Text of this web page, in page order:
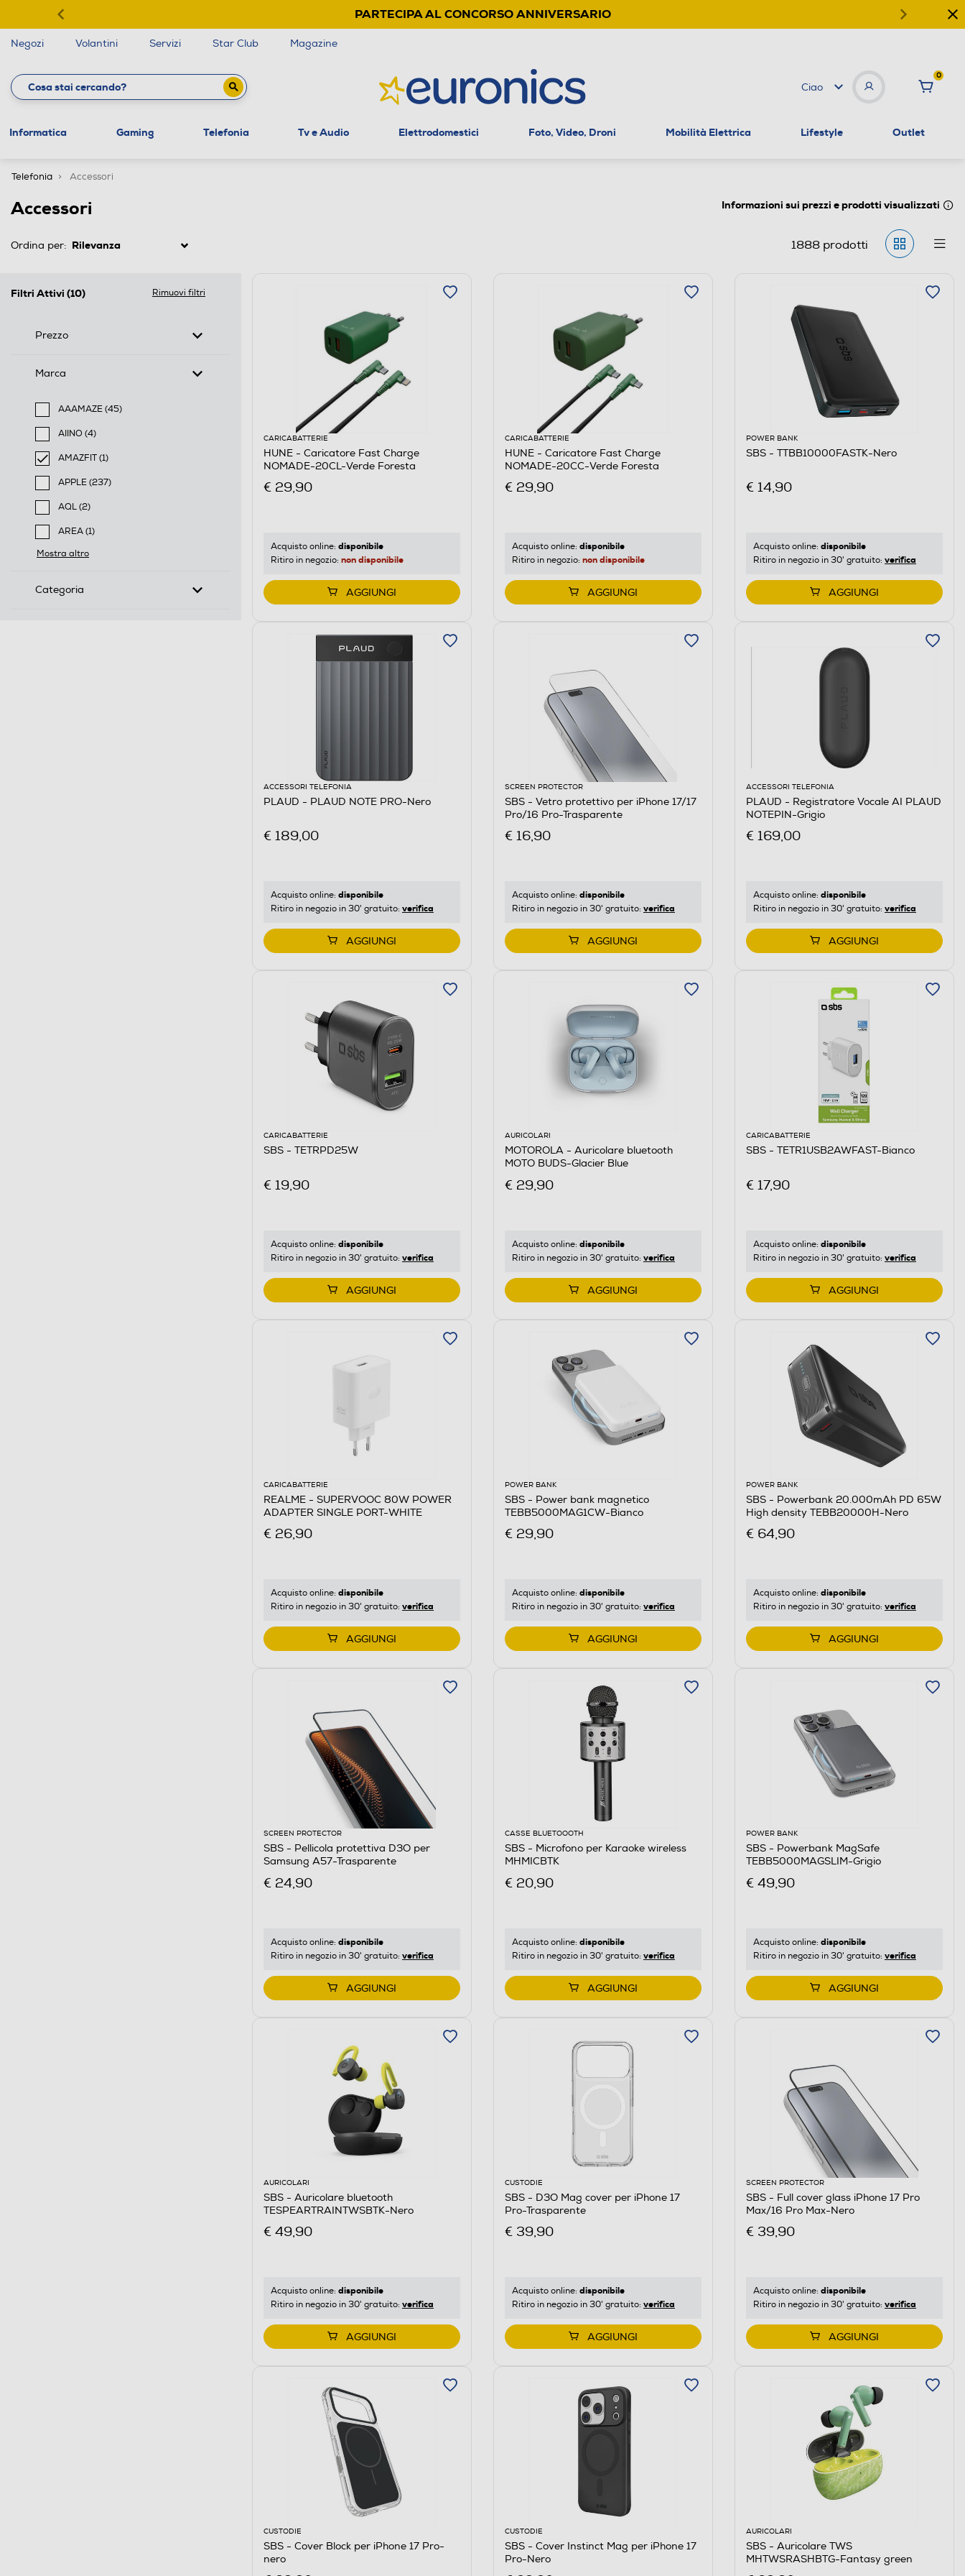
PARTECIPA AL CONCORSO ANNIVERSARIO
Negozi Volantini Servizi Star Club Magazine
Ciao
0
Informatica Gaming Telefonia Tv e Audio Elettrodomestici Foto, Video, Droni Mobilità Elettrica Lifestyle Outlet
Telefonia Accessori
Accessori Informazioni sui prezzi e prodotti visualizzati
Ordina per: 1888prodotti
Filtri Attivi (10) Rimuovi filtri
Prezzo
Marca
AAAMAZE (45)
Filtra per Marca: AAAMAZE
AIINO (4)
Filtra per Marca: AIINO
AMAZFIT (1)
selected Filtro applicato per Marca: AMAZFIT
APPLE (237)
Filtra per Marca: APPLE
AQL (2)
Filtra per Marca: AQL
AREA (1)
Filtra per Marca: AREA
Mostra altro
Categoria
CARICABATTERIE
HUNE - Caricatore Fast Charge
NOMADE-20CL-Verde Foresta
€ 29,90
Acquisto online: disponibile
Ritiro in negozio: non disponibile
AGGIUNGI
CARICABATTERIE
HUNE - Caricatore Fast Charge
NOMADE-20CC-Verde Foresta
€ 29,90
Acquisto online: disponibile
Ritiro in negozio: non disponibile
AGGIUNGI
POWER BANK
SBS - TTBB10000FASTK-Nero
€ 14,90
Acquisto online: disponibile
Ritiro in negozio in 30' gratuito: verifica
AGGIUNGI
ACCESSORI TELEFONIA
PLAUD - PLAUD NOTE PRO-Nero
€ 189,00
Acquisto online: disponibile
Ritiro in negozio in 30' gratuito: verifica
AGGIUNGI
SCREEN PROTECTOR
SBS - Vetro protettivo per iPhone 17/17
Pro/16 Pro-Trasparente
€ 16,90
Acquisto online: disponibile
Ritiro in negozio in 30' gratuito: verifica
AGGIUNGI
ACCESSORI TELEFONIA
PLAUD - Registratore Vocale AI PLAUD
NOTEPIN-Grigio
€ 169,00
Acquisto online: disponibile
Ritiro in negozio in 30' gratuito: verifica
AGGIUNGI
CARICABATTERIE
SBS - TETRPD25W
€ 19,90
Acquisto online: disponibile
Ritiro in negozio in 30' gratuito: verifica
AGGIUNGI
AURICOLARI
MOTOROLA - Auricolare bluetooth
MOTO BUDS-Glacier Blue
€ 29,90
Acquisto online: disponibile
Ritiro in negozio in 30' gratuito: verifica
AGGIUNGI
CARICABATTERIE
SBS - TETR1USB2AWFAST-Bianco
€ 17,90
Acquisto online: disponibile
Ritiro in negozio in 30' gratuito: verifica
AGGIUNGI
CARICABATTERIE
REALME - SUPERVOOC 80W POWER
ADAPTER SINGLE PORT-WHITE
€ 26,90
Acquisto online: disponibile
Ritiro in negozio in 30' gratuito: verifica
AGGIUNGI
POWER BANK
SBS - Power bank magnetico
TEBB5000MAG1CW-Bianco
€ 29,90
Acquisto online: disponibile
Ritiro in negozio in 30' gratuito: verifica
AGGIUNGI
POWER BANK
SBS - Powerbank 20.000mAh PD 65W
High density TEBB20000H-Nero
€ 64,90
Acquisto online: disponibile
Ritiro in negozio in 30' gratuito: verifica
AGGIUNGI
SCREEN PROTECTOR
SBS - Pellicola protettiva D3O per
Samsung A57-Trasparente
€ 24,90
Acquisto online: disponibile
Ritiro in negozio in 30' gratuito: verifica
AGGIUNGI
CASSE BLUETOOOTH
SBS - Microfono per Karaoke wireless
MHMICBTK
€ 20,90
Acquisto online: disponibile
Ritiro in negozio in 30' gratuito: verifica
AGGIUNGI
POWER BANK
SBS - Powerbank MagSafe
TEBB5000MAGSLIM-Grigio
€ 49,90
Acquisto online: disponibile
Ritiro in negozio in 30' gratuito: verifica
AGGIUNGI
AURICOLARI
SBS - Auricolare bluetooth
TESPEARTRAINTWSBTK-Nero
€ 49,90
Acquisto online: disponibile
Ritiro in negozio in 30' gratuito: verifica
AGGIUNGI
CUSTODIE
SBS - D3O Mag cover per iPhone 17
Pro-Trasparente
€ 39,90
Acquisto online: disponibile
Ritiro in negozio in 30' gratuito: verifica
AGGIUNGI
SCREEN PROTECTOR
SBS - Full cover glass iPhone 17 Pro
Max/16 Pro Max-Nero
€ 39,90
Acquisto online: disponibile
Ritiro in negozio in 30' gratuito: verifica
AGGIUNGI
CUSTODIE
SBS - Cover Block per iPhone 17 Pro-
nero
CUSTODIE
SBS - Cover Instinct Mag per iPhone 17
Pro-Nero
AURICOLARI
SBS - Auricolare TWS
MHTWSRASHBTG-Fantasy green